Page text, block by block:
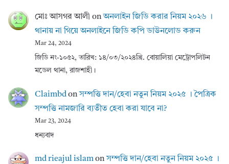
মোঃ আসগর আলী onঅনলাইন জিডি করার নিয়ম ২০২৬ ।
থানায় না গিয়ে অনলাইনে জিডি কপি ডাউনলোড করুন
Mar 24, 2024
জিডি নং-১০৫২, তারিখ: ১৪/০৩/২০২৪খ্রি. বোয়ালিয়া মেট্রোপলিটন
মডেল থানা, রাজশাহী।
Claimbdonসম্পত্তি দান/হেবা নতুন নিয়ম ২০২৫ । পৈত্রিক
সম্পত্তি নামজারি ব্যতীত হেবা করা যাবে না?
Mar 23, 2024
ধন্যবাদ
md rieajul islamonসম্পত্তি দান/হেবা নতুন নিয়ম ২০২৫ ।